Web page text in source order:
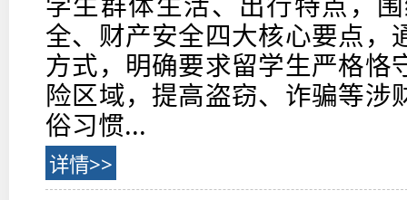
全、财产安全四大核心要点，
方式，明确要求留学生严格
险区域，提高盗窃、诈骗等
俗习惯...
详情>>